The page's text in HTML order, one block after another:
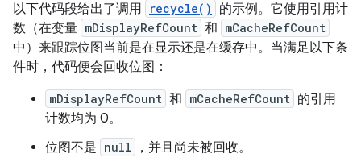
以下代码段给出了调用 recycle()
的示例。它使用引用计
数（在变量 mDisplayRefCount 和 mCacheRefCount
中）来跟踪位图当前是在显示还是在缓存中。当满足以下条
件时，代码便会回收位图：
mDisplayRefCount 和 mCacheRefCount 的引用
计数均为 0。
位图不是 null ，并且尚未被回收。